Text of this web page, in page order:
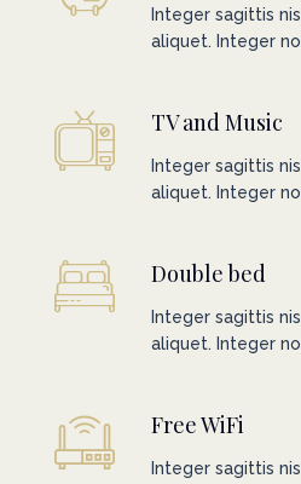
Integer sagittis
aliquet. Integer
TV and Music
Integer sagittis
aliquet. Integer
Double bed
Integer sagittis
aliquet. Integer
Free WiFi
Integer sagittis